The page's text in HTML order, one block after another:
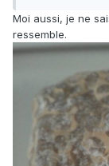
Moi aussi, je ne
ressemble.